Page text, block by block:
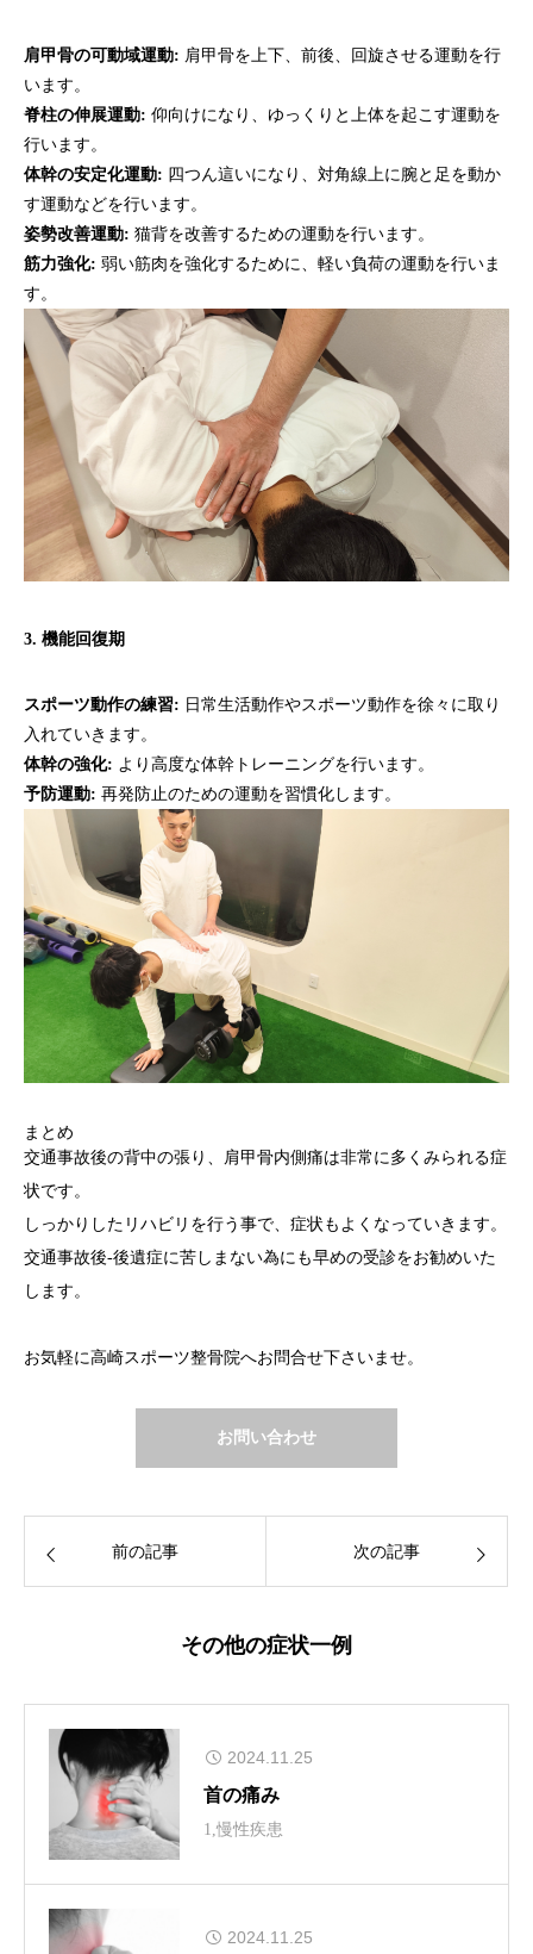
肩甲骨の可動域運動: 肩甲骨を上下、前後、回旋させる運動を行
います。
脊柱の伸展運動: 仰向けになり、ゆっくりと上体を起こす運動を
行います。
体幹の安定化運動: 四つん這いになり、対角線上に腕と足を動か
す運動などを行います。
姿勢改善運動: 猫背を改善するための運動を行います。
筋力強化: 弱い筋肉を強化するために、軽い負荷の運動を行いま
す。
3. 機能回復期
スポーツ動作の練習: 日常生活動作やスポーツ動作を徐々に取り
入れていきます。
体幹の強化: より高度な体幹トレーニングを行います。
予防運動: 再発防止のための運動を習慣化します。
まとめ
交通事故後の背中の張り、肩甲骨内側痛は非常に多くみられる症
状です。
しっかりしたリハビリを行う事で、症状もよくなっていきます。
交通事故後-後遺症に苦しまない為にも早めの受診をお勧めいた
します。
お気軽に高崎スポーツ整骨院へお問合せ下さいませ。
お問い合わせ
前の記事 次の記事
その他の症状一例
2024.11.25
首の痛み
1,慢性疾患
2024.11.25